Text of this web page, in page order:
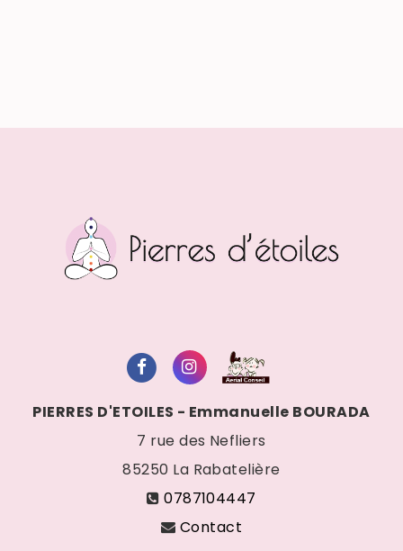
PIERRES D'ETOILES - Emmanuelle BOURADA
7 rue des Nefliers
85250 La Rabatelière
0787104447
Contact